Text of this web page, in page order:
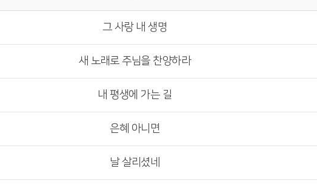
그 사랑 내 생명
새 노래로 주님을 찬양하라
내 평생에 가는 길
은혜 아니면
날 살리셨네